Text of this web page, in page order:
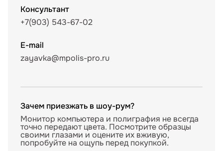
Консультант
+7(903) 543-67-02
E-mail
zayavka@mpolis-pro.ru
Зачем приезжать в шоу-рум?
Монитор компьютера и полиграфия не всегда
точно передают цвета. Посмотрите образцы
своими глазами и оцените их вживую,
попробуйте на ощупь перед покупкой.